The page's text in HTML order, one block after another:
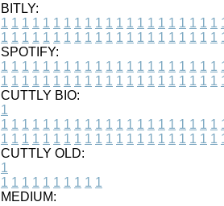
BITLY:
1 1 1 1 1 1 1 1 1 1 1 1 1 1 1 1 1 1 1 1 1
1 1 1 1 1 1 1 1 1 1 1 1 1 1 1 1 1 1 1 1 1
SPOTIFY:
1 1 1 1 1 1 1 1 1 1 1 1 1 1 1 1 1 1 1 1 1
1 1 1 1 1 1 1 1 1 1 1 1 1 1 1 1 1 1 1 1 1
CUTTLY BIO:
1
1 1 1 1 1 1 1 1 1 1 1 1 1 1 1 1 1 1 1 1 1
1 1 1 1 1 1 1 1 1 1 1 1 1 1 1 1 1 1 1 1 1
CUTTLY OLD:
1
1 1 1 1 1 1 1 1 1 1
MEDIUM: